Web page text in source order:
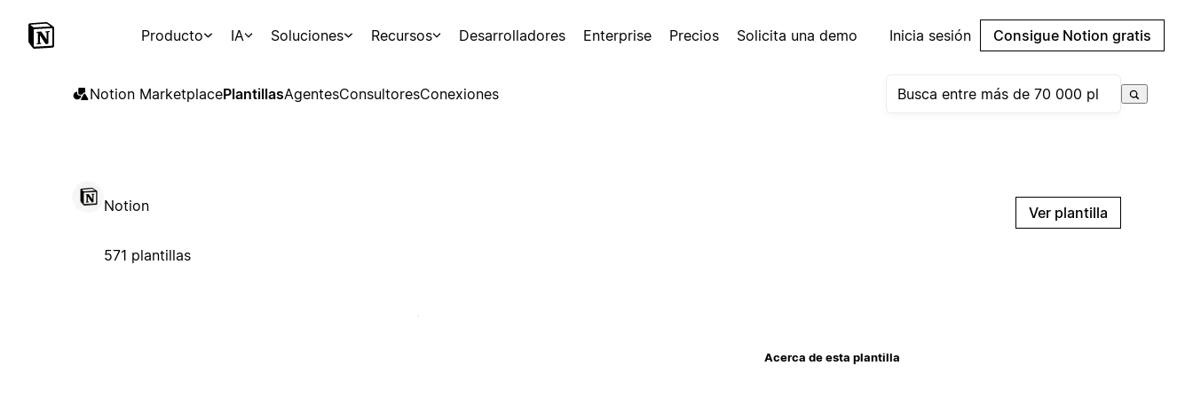
Producto IA Soluciones Recursos Desarrolladores Enterprise Precios Solicita una demo Inicia sesión Consigue Notion gratis
Notion MarketplacePlantillasAgentesConsultoresConexiones
Notion
571 plantillas
Ver plantilla
Acerca de esta plantilla